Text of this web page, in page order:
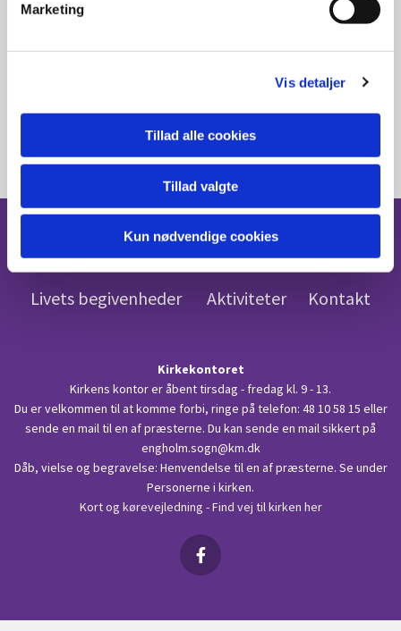
Marketing
Vis detaljer
Tillad alle cookies
Tillad valgte
Kun nødvendige cookies
ENGHOLMKIRKEN
Livets begivenheder Aktiviteter Kontakt
Kirkekontoret
Kirkens kontor er åbent tirsdag - fredag kl. 9 - 13.
Du er velkommen til at komme forbi, ringe på telefon: 48 10 58 15 eller
sende en mail til en af præsterne. Du kan sende en mail sikkert på
engholm.sogn@km.dk
Dåb, vielse og begravelse: Henvendelse til en af præsterne. Se under
Personerne i kirken.
Kort og kørevejledning - Find vej til kirken her